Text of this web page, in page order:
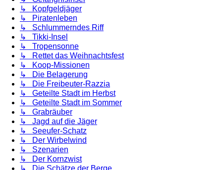
↳ Kopfgeldjäger
↳ Piratenleben
↳ Schlummerndes Riff
↳ Tikki-Insel
↳ Tropensonne
↳ Rettet das Weihnachtsfest
↳ Koop-Missionen
↳ Die Belagerung
↳ Die Freibeuter-Razzia
↳ Geteilte Stadt im Herbst
↳ Geteilte Stadt im Sommer
↳ Grabräuber
↳ Jagd auf die Jäger
↳ Seeufer-Schatz
↳ Der Wirbelwind
↳ Szenarien
↳ Der Kornzwist
↳ Die Schätze der Berge